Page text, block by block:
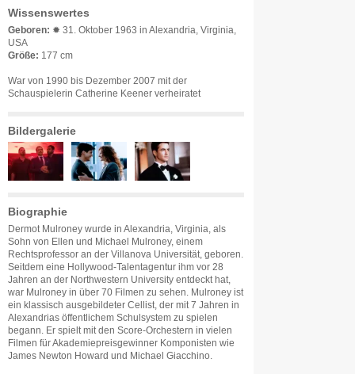
Wissenswertes
Geboren: ✹ 31. Oktober 1963 in Alexandria, Virginia,
USA
Größe: 177 cm
War von 1990 bis Dezember 2007 mit der
Schauspielerin Catherine Keener verheiratet
Bildergalerie
Biographie
Dermot Mulroney wurde in Alexandria, Virginia, als
Sohn von Ellen und Michael Mulroney, einem
Rechtsprofessor an der Villanova Universität, geboren.
Seitdem eine Hollywood-Talentagentur ihm vor 28
Jahren an der Northwestern University entdeckt hat,
war Mulroney in über 70 Filmen zu sehen. Mulroney ist
ein klassisch ausgebildeter Cellist, der mit 7 Jahren in
Alexandrias öffentlichem Schulsystem zu spielen
begann. Er spielt mit den Score-Orchestern in vielen
Filmen für Akademiepreisgewinner Komponisten wie
James Newton Howard und Michael Giacchino.